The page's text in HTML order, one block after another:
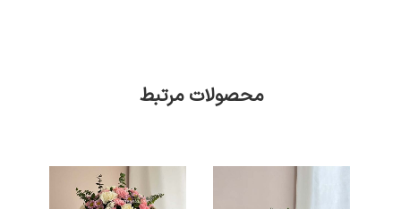
محصولات مرتبط